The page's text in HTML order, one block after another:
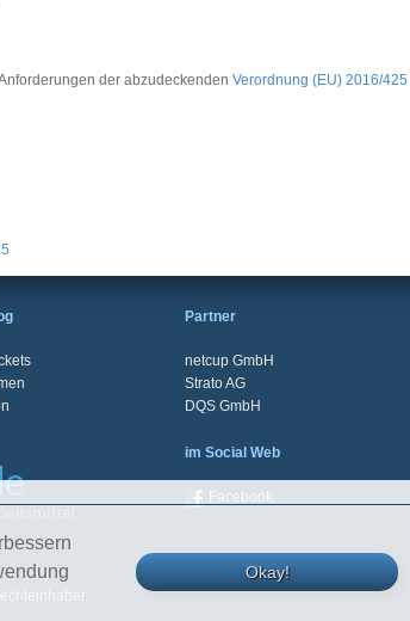
der abzudeckenden Verordnung (EU) 2016/425
Partner
netcup GmbH
Strato AG
DQS GmbH
im Social Web
Facebook
Okay!